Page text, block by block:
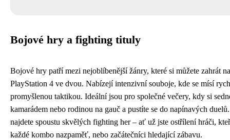
Bojové hry a fighting tituly
Bojové hry patří mezi nejoblíbenější žánry, které si můžete zahrát na
PlayStation 4 ve dvou. Nabízejí intenzivní souboje, kde se mísí
promyšlenou taktikou. Ideální jsou pro společné večery, kdy si
kamarádem nebo rodinou na gauč a pustíte se do napínavých
najdete spoustu skvělých fighting her – ať už jste ostřílení hráči,
každé kombo nazpaměť, nebo začátečníci hledající zábavu.